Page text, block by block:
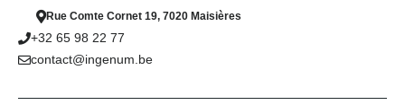
Rue Comte Cornet 19, 7020 Maisières
+32 65 98 22 77
contact@ingenum.be